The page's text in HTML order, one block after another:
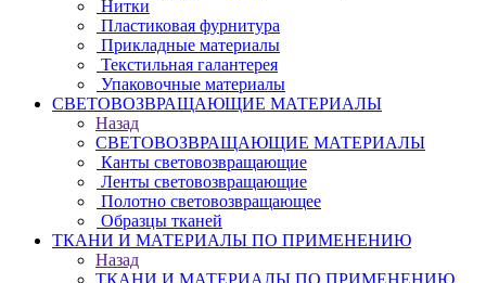
Нитки
Пластиковая фурнитура
Прикладные материалы
Текстильная галантерея
Упаковочные материалы
СВЕТОВОЗВРАЩАЮЩИЕ МАТЕРИАЛЫ
Назад
СВЕТОВОЗВРАЩАЮЩИЕ МАТЕРИАЛЫ
Канты световозвращающие
Ленты световозвращающие
Полотно световозвращающее
Образцы тканей
ТКАНИ И МАТЕРИАЛЫ ПО ПРИМЕНЕНИЮ
Назад
ТКАНИ И МАТЕРИАЛЫ ПО ПРИМЕНЕНИЮ